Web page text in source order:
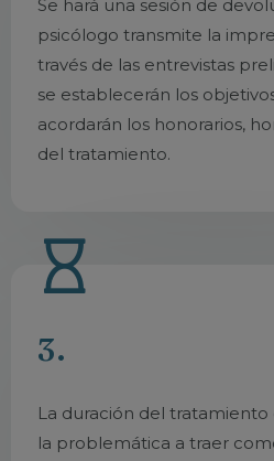
Se hará una sesión de
psicólogo transmite la
través de las entrevistas
se establecerán los
acordarán los honorarios,
del tratamiento.
3.
La duración del
la problemática a traer